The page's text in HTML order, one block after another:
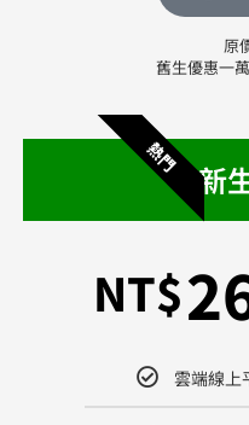
原
舊生優惠一
熱門
新
NT$
雲端線上